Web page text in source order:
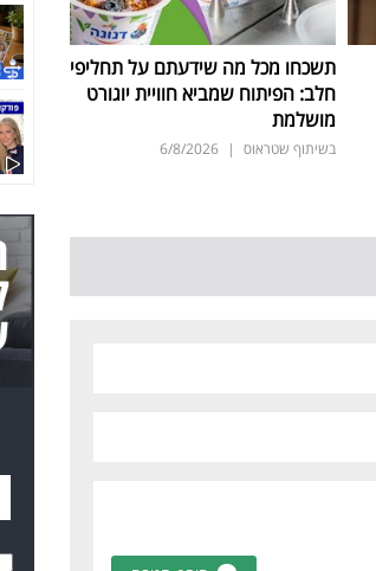
תשכחו מכל מה שידעתם על תחליפי
חלב: הפיתוח שמביא חוויית יוגורט
מושלמת
בשיתוף שטראוס |
6/8/2026